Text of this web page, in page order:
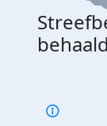
behaald